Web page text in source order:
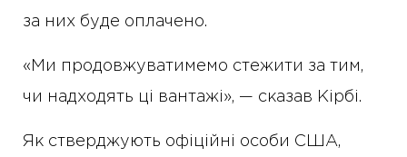
за них буде оплачено.
«Ми продовжуватимемо стежити за тим,
чи надходять ці вантажі», — сказав Кірбі.
Як стверджують офіційні особи США,